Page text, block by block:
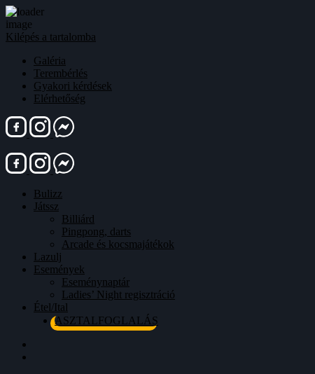
Kilépés a tartalomba
Galéria
Terembérlés
Gyakori kérdések
Elérhetőség
Bulizz
Játssz
Billiárd
Pingpong, darts
Arcade és kocsmajátékok
Lazulj
Események
Eseménynaptár
Ladies’ Night regisztráció
Étel/Ital
ASZTALFOGLALÁS